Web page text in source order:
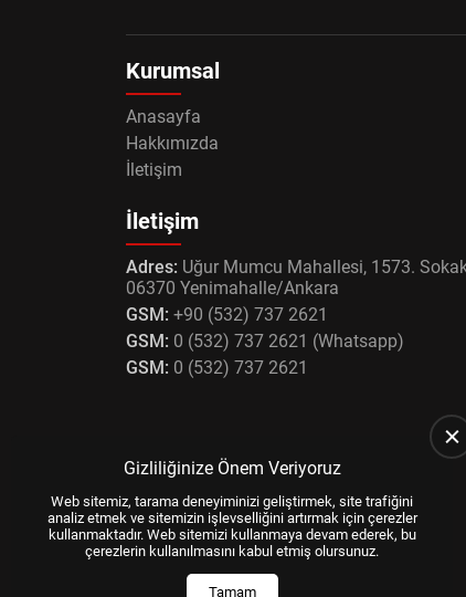
Kurumsal
Anasayfa
Hakkımızda
İletişim
İletişim
Adres: Uğur Mumcu Mahallesi, 1573.
06370 Yenimahalle/Ankara
GSM: +90 (532) 737 2621
GSM: 0 (532) 737 2621 (Whatsapp)
GSM: 0 (532) 737 2621
Gizliliğinize Önem Veriyoruz
Web sitemiz, tarama deneyiminizi geliştirmek, site trafiğini
analiz etmek ve sitemizin işlevselliğini artırmak için çerezler
kullanmaktadır. Web sitemizi kullanmaya devam ederek, bu
çerezlerin kullanılmasını kabul etmiş olursunuz.
Tamam